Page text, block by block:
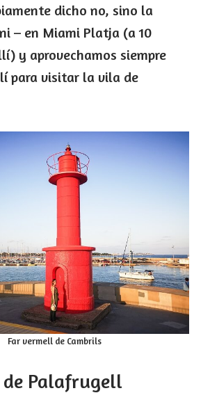
dicho no, sino la
– en Miami Platja (a 10
y aprovechamos siempre
para visitar la vila de
Far vermell de Cambrils
Palafrugell